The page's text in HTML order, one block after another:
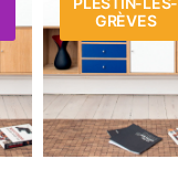
GRÈVES